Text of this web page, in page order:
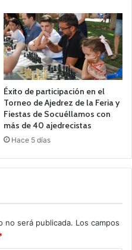
Éxito de participación en el
Torneo de Ajedrez de la Feria y
Fiestas de Socuéllamos con
más de 40 ajedrecistas
Hace 5 días
no será publicada. Los campos